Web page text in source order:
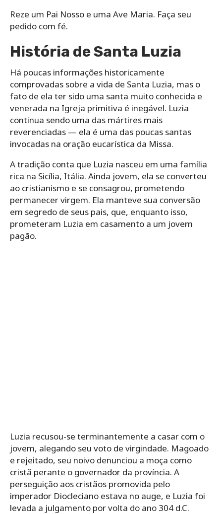
Reze um Pai Nosso e uma Ave Maria. Faça seu
pedido com fé.
História de Santa Luzia
Há poucas informações historicamente
comprovadas sobre a vida de Santa Luzia, mas o
fato de ela ter sido uma santa muito conhecida e
venerada na Igreja primitiva é inegável. Luzia
continua sendo uma das mártires mais
reverenciadas — ela é uma das poucas santas
invocadas na oração eucarística da Missa.
A tradição conta que Luzia nasceu em uma família
rica na Sicília, Itália. Ainda jovem, ela se converteu
ao cristianismo e se consagrou, prometendo
permanecer virgem. Ela manteve sua conversão
em segredo de seus pais, que, enquanto isso,
prometeram Luzia em casamento a um jovem
pagão.
Luzia recusou-se terminantemente a casar com o
jovem, alegando seu voto de virgindade. Magoado
e rejeitado, seu noivo denunciou a moça como
cristã perante o governador da província. A
perseguição aos cristãos promovida pelo
imperador Diocleciano estava no auge, e Luzia foi
levada a julgamento por volta do ano 304 d.C.